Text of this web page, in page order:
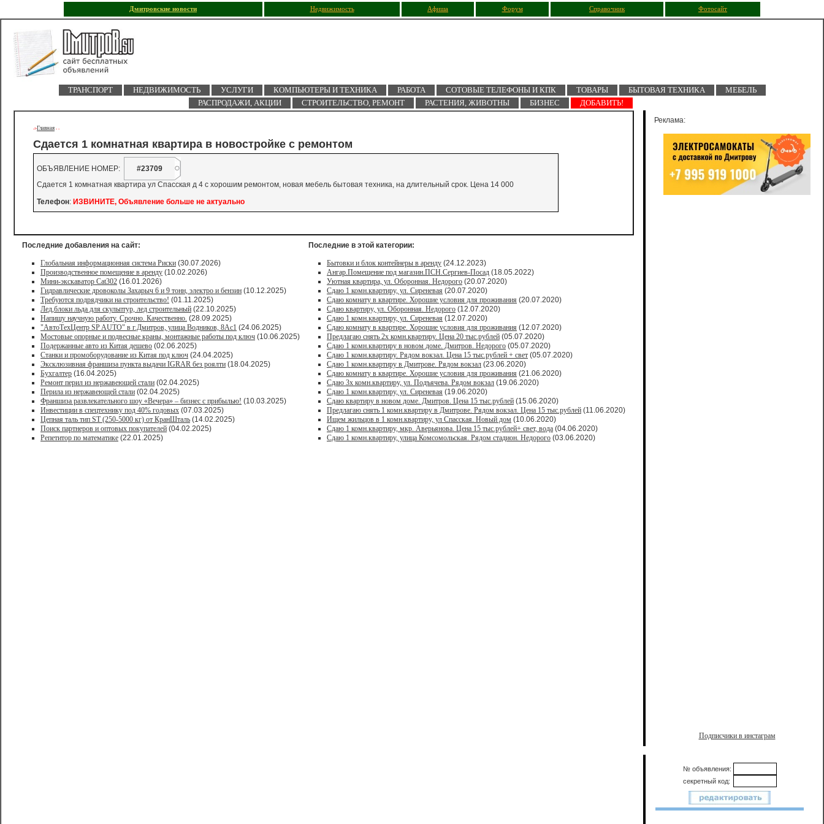
Дмитровские новости Недвижимость Афиша Форум Справочник Фотосайт
ТРАНСПОРТ НЕДВИЖИМОСТЬ УСЛУГИ КОМПЬЮТЕРЫ И ТЕХНИКА РАБОТА СОТОВЫЕ ТЕЛЕФОНЫ И КПК ТОВАРЫ БЫТОВАЯ ТЕХНИКА
МЕБЕЛЬ
РАСПРОДАЖИ, АКЦИИ
СТРОИТЕЛЬСТВО, РЕМОНТ РАСТЕНИЯ, ЖИВОТНЫ БИЗНЕС ДОБАВИТЬ!
->Главная - -
Сдается 1 комнатная квартира в новостройке с ремонтом
ОБЪЯВЛЕНИЕ НОМЕР:
#23709
Сдается 1 комнатная квартира ул Спасская д 4 с хорошим ремонтом, новая мебель бытовая техника, на длительный срок. Цена 14 000
Телефон: ИЗВИНИТЕ, Объявление больше не актуально
Последние добавления на сайт:
Глобальная информационная система Риски (30.07.2026)
Производственное помещение в аренду (10.02.2026)
Мини-экскаватор Cat302 (16.01.2026)
Гидравлические дровоколы Захарыч 6 и 9 тонн, электро и бензин (10.12.2025)
Требуются подрядчики на строительство! (01.11.2025)
Лед,блоки льда для скульптур, лед строительный (22.10.2025)
Напишу научную работу. Срочно. Качественно. (28.09.2025)
"АвтоТехЦентр SP AUTO" в г.Дмитров, улица Водников, 8Ас1 (24.06.2025)
Мостовые опорные и подвесные краны, монтажные работы под ключ (10.06.2025)
Подержанные авто из Китая дешево (02.06.2025)
Станки и промоборудование из Китая под ключ (24.04.2025)
Эксклюзивная франшиза пункта выдачи IGRAR без роялти (18.04.2025)
Бухгалтер (16.04.2025)
Ремонт перил из нержавеющей стали (02.04.2025)
Перила из нержавеющей стали (02.04.2025)
Франшиза развлекательного шоу «Вечера» – бизнес с прибылью! (10.03.2025)
Инвестиции в спецтехнику под 40% годовых (07.03.2025)
Цепная таль тип ST (250-5000 кг) от КранШталь (14.02.2025)
Поиск партнеров и оптовых покупателей (04.02.2025)
Репетитор по математике (22.01.2025)
Последние в этой категории:
Бытовки и блок контейнеры в аренду (24.12.2023)
Ангар.Помещение под магазин.ПСН.Сергиев-Посад (18.05.2022)
Уютная квартира, ул. Оборонная. Недорого (20.07.2020)
Сдаю 1 комн.квартиру, ул. Сиреневая (20.07.2020)
Сдаю комнату в квартире. Хорошие условия для проживания (20.07.2020)
Сдаю квартиру, ул. Оборонная. Недорого (12.07.2020)
Сдаю 1 комн.квартиру, ул. Сиреневая (12.07.2020)
Сдаю комнату в квартире. Хорошие условия для проживания (12.07.2020)
Предлагаю снять 2х комн.квартиру. Цена 20 тыс.рублей (05.07.2020)
Сдаю 1 комн.квартиру в новом доме. Дмитров. Недорого (05.07.2020)
Сдаю 1 комн.квартиру. Рядом вокзал. Цена 15 тыс.рублей + свет (05.07.2020)
Сдаю 1 комн.квартиру в Дмитрове. Рядом вокзал (23.06.2020)
Сдаю комнату в квартире. Хорошие условия для проживания (21.06.2020)
Сдаю 3х комн.квартиру, ул. Подъячева. Рядом вокзал (19.06.2020)
Сдаю 1 комн.квартиру, ул. Сиреневая (19.06.2020)
Сдаю квартиру в новом доме. Дмитров. Цена 15 тыс.рублей (15.06.2020)
Предлагаю снять 1 комн.квартиру в Дмитрове. Рядом вокзал. Цена 15 тыс.рублей (11.06.2020)
Ищем жильцов в 1 комн.квартиру, ул Спасская. Новый дом (10.06.2020)
Сдаю 1 комн.квартиру, мкр. Аверьянова. Цена 15 тыс.рублей+ свет, вода (04.06.2020)
Сдаю 1 комн.квартиру, улица Комсомольская. Рядом стадион. Недорого (03.06.2020)
Реклама:
Подписчики в инстаграм
№ объявления:
секретный код: